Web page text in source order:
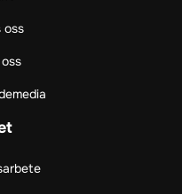
b
(
ö
p
a
oss